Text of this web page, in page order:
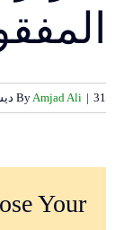
Image
ByAmjad Ali | 31 ديسمبر، 2021
Your